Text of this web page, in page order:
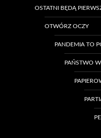
OSTATNI BĘDĄ
OTWÓRZ OCZY
PANDEMIA TO
PAŃSTWO